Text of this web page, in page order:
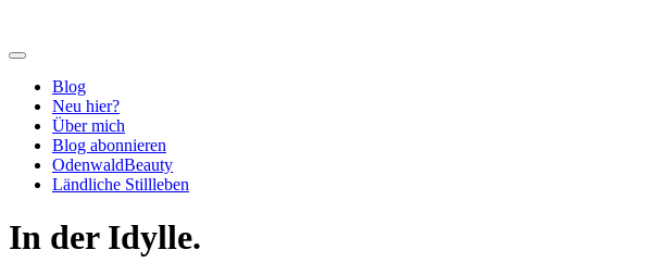
Blog
Neu hier?
Über mich
Blog abonnieren
OdenwaldBeauty
Ländliche Stillleben
In der Idylle.